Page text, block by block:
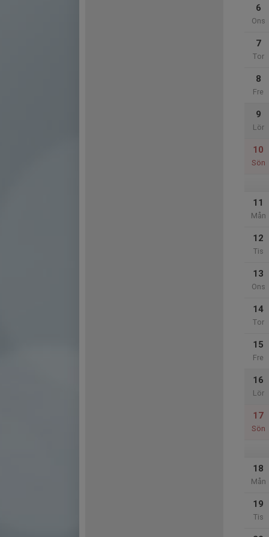
6
Ons
7
Tor
8
Fre
9
Lör
10
Sön
11
Mån
12
Tis
13
Ons
14
Tor
15
Fre
16
Lör
17
Sön
18
Mån
19
Tis